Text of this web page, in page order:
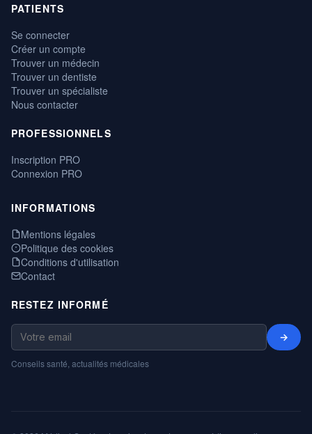
PATIENTS
Se connecter
Créer un compte
Trouver un médecin
Trouver un dentiste
Trouver un spécialiste
Nous contacter
PROFESSIONNELS
Inscription PRO
Connexion PRO
INFORMATIONS
Mentions légales
Politique des cookies
Conditions d'utilisation
Contact
RESTEZ INFORMÉ
→
Conseils santé, actualités médicales